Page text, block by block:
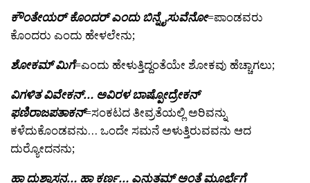
ಕೌಂತೇಯರ್ ಕೊಂದರ್ ಎಂದು ಬಿನ್ನೈಸುವೆನೋ=ಪಾಂಡವರು
ಕೊಂದರು ಎಂದು ಹೇಳಲೇನು;
ಶೋಕಮ್ ಮಿಗೆ=ಎಂದು ಹೇಳುತ್ತಿದ್ದಂತೆಯೇ ಶೋಕವು ಹೆಚ್ಚಾಗಲು;
ವಿಗಳಿತ ವಿವೇಕನ್… ಅವಿರಳ ಬಾಷ್ಪೋದ್ರೇಕನ್
ಫಣಿರಾಜಪತಾಕನ್=ಸಂಕಟದ ತೀವ್ರತೆಯಲ್ಲಿ ಅರಿವನ್ನು
ಕಳೆದುಕೊಂಡವನು… ಒಂದೇ ಸಮನೆ ಅಳುತ್ತಿರುವವನು ಆದ
ದುರ್‍ಯೋದನನು;
ಹಾ ದುಶ್ಶಾಸನ… ಹಾ ಕರ್ಣ… ಎನುತಮ್ ಅಂತೆ ಮೂರ್ಛೆಗೆ